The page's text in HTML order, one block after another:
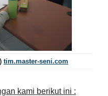
tim.master-seni.com
kami berikut ini :